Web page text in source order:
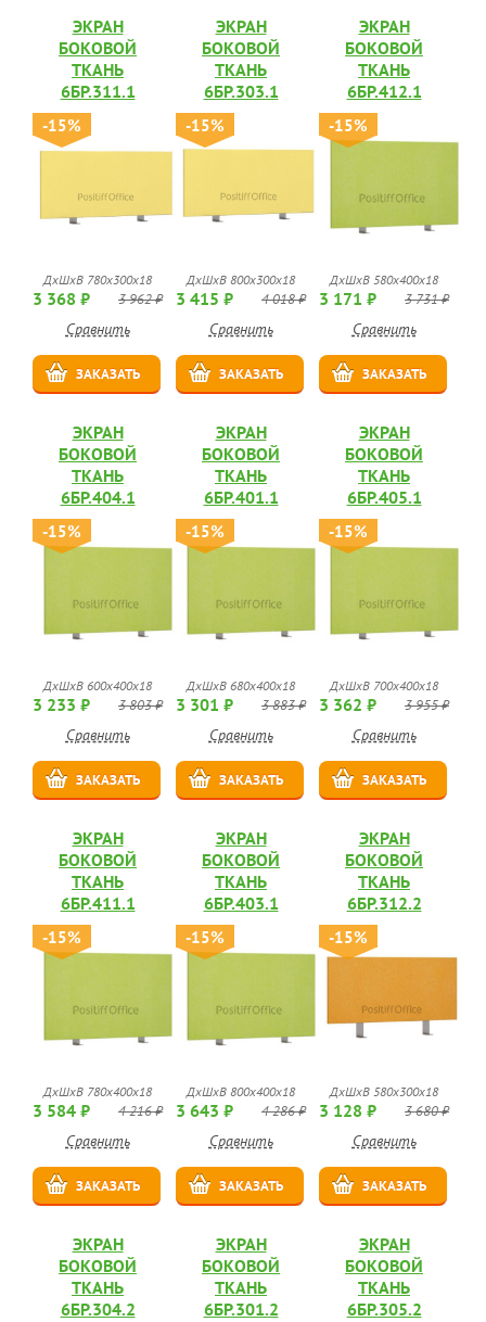
ЭКРАН
БОКОВОЙ
ТКАНЬ
6БР.311.1
-15%
ДхШхВ 780х300х18
3 368 ₽ 3 962 ₽
Сравнить
ЗАКАЗАТЬ
ЭКРАН
БОКОВОЙ
ТКАНЬ
6БР.303.1
-15%
ДхШхВ 800х300х18
3 415 ₽ 4 018 ₽
Сравнить
ЗАКАЗАТЬ
ЭКРАН
БОКОВОЙ
ТКАНЬ
6БР.412.1
-15%
ДхШхВ 580х400х18
3 171 ₽ 3 731 ₽
Сравнить
ЗАКАЗАТЬ
ЭКРАН
БОКОВОЙ
ТКАНЬ
6БР.404.1
-15%
ДхШхВ 600х400х18
3 233 ₽ 3 803 ₽
Сравнить
ЗАКАЗАТЬ
ЭКРАН
БОКОВОЙ
ТКАНЬ
6БР.401.1
-15%
ДхШхВ 680х400х18
3 301 ₽ 3 883 ₽
Сравнить
ЗАКАЗАТЬ
ЭКРАН
БОКОВОЙ
ТКАНЬ
6БР.405.1
-15%
ДхШхВ 700х400х18
3 362 ₽ 3 955 ₽
Сравнить
ЗАКАЗАТЬ
ЭКРАН
БОКОВОЙ
ТКАНЬ
6БР.411.1
-15%
ДхШхВ 780х400х18
3 584 ₽ 4 216 ₽
Сравнить
ЗАКАЗАТЬ
ЭКРАН
БОКОВОЙ
ТКАНЬ
6БР.403.1
-15%
ДхШхВ 800х400х18
3 643 ₽ 4 286 ₽
Сравнить
ЗАКАЗАТЬ
ЭКРАН
БОКОВОЙ
ТКАНЬ
6БР.312.2
-15%
ДхШхВ 580х300х18
3 128 ₽ 3 680 ₽
Сравнить
ЗАКАЗАТЬ
ЭКРАН
БОКОВОЙ
ТКАНЬ
6БР.304.2
ЭКРАН
БОКОВОЙ
ТКАНЬ
6БР.301.2
ЭКРАН
БОКОВОЙ
ТКАНЬ
6БР.305.2